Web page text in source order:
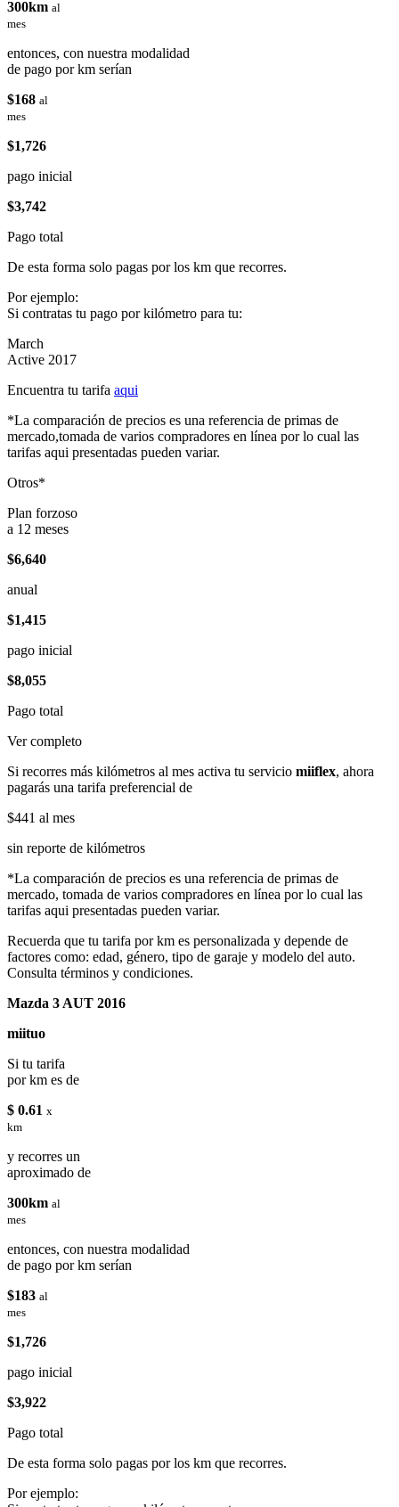
300km al
mes
entonces, con nuestra modalidad
de pago por km serían
$168 al
mes
$1,726
pago inicial
$3,742
Pago total
De esta forma solo pagas por los km que recorres.
Por ejemplo:
Si contratas tu pago por kilómetro para tu:
March
Active 2017
Encuentra tu tarifa aqui
*La comparación de precios es una referencia de primas de
mercado,tomada de varios compradores en línea por lo cual las
tarifas aqui presentadas pueden variar.
Otros*
Plan forzoso
a 12 meses
$6,640
anual
$1,415
pago inicial
$8,055
Pago total
Ver completo
Si recorres más kilómetros al mes activa tu servicio miiflex, ahora
pagarás una tarifa preferencial de
$441 al mes
sin reporte de kilómetros
*La comparación de precios es una referencia de primas de
mercado, tomada de varios compradores en línea por lo cual las
tarifas aqui presentadas pueden variar.
Recuerda que tu tarifa por km es personalizada y depende de
factores como: edad, género, tipo de garaje y modelo del auto.
Consulta términos y condiciones.
Mazda 3 AUT 2016
miituo
Si tu tarifa
por km es de
$ 0.61 x
km
y recorres un
aproximado de
300km al
mes
entonces, con nuestra modalidad
de pago por km serían
$183 al
mes
$1,726
pago inicial
$3,922
Pago total
De esta forma solo pagas por los km que recorres.
Por ejemplo: